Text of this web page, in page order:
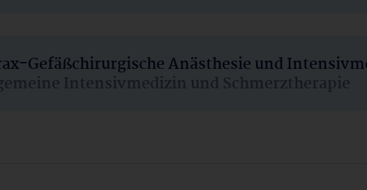
Gefäßchirurgische Anästhesie und
Intensivmedizin und Schmerztherapie